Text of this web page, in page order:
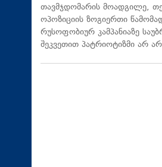
თავმჯდომარის მოადგილე,
ოპოზიციის ზოგიერთი
რუსოფობიურ კამპანიაზე
შეკვეთით პატრიოტიზმი არ